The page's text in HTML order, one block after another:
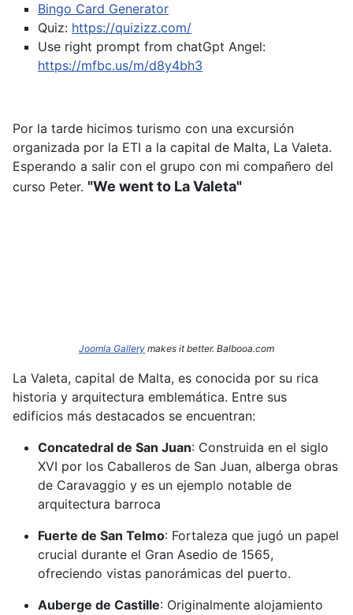
Bingo Card Generator
Quiz: https://quizizz.com/
Use right prompt from chatGpt Angel:
https://mfbc.us/m/d8y4bh3
Por la tarde hicimos turismo con una excursión
organizada por la ETI a la capital de Malta, La Valeta.
Esperando a salir con el grupo con mi compañero del
curso Peter. "We went to La Valeta"
Joomla Gallery makes it better. Balbooa.com
La Valeta, capital de Malta, es conocida por su rica
historia y arquitectura emblemática. Entre sus
edificios más destacados se encuentran:​
Concatedral de San Juan: Construida en el siglo
XVI por los Caballeros de San Juan, alberga obras
de Caravaggio y es un ejemplo notable de
arquitectura barroca
Fuerte de San Telmo: Fortaleza que jugó un papel
crucial durante el Gran Asedio de 1565,
ofreciendo vistas panorámicas del puerto.
Auberge de Castille: Originalmente alojamiento